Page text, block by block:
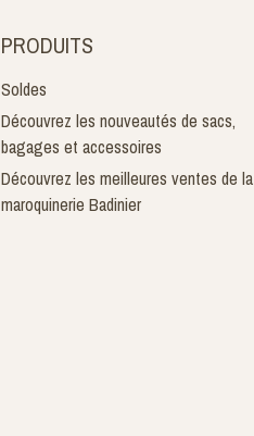
PRODUITS
Soldes
Découvrez les nouveautés de sacs,
bagages et accessoires
Découvrez les meilleures ventes de la
maroquinerie Badinier